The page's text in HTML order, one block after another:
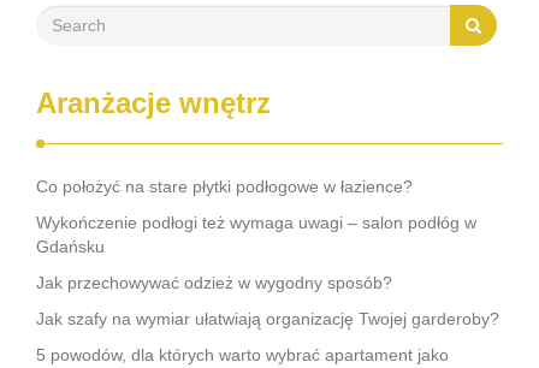
Aranżacje wnętrz
Co położyć na stare płytki podłogowe w łazience?
Wykończenie podłogi też wymaga uwagi – salon podłóg w
Gdańsku
Jak przechowywać odzież w wygodny sposób?
Jak szafy na wymiar ułatwiają organizację Twojej garderoby?
5 powodów, dla których warto wybrać apartament jako